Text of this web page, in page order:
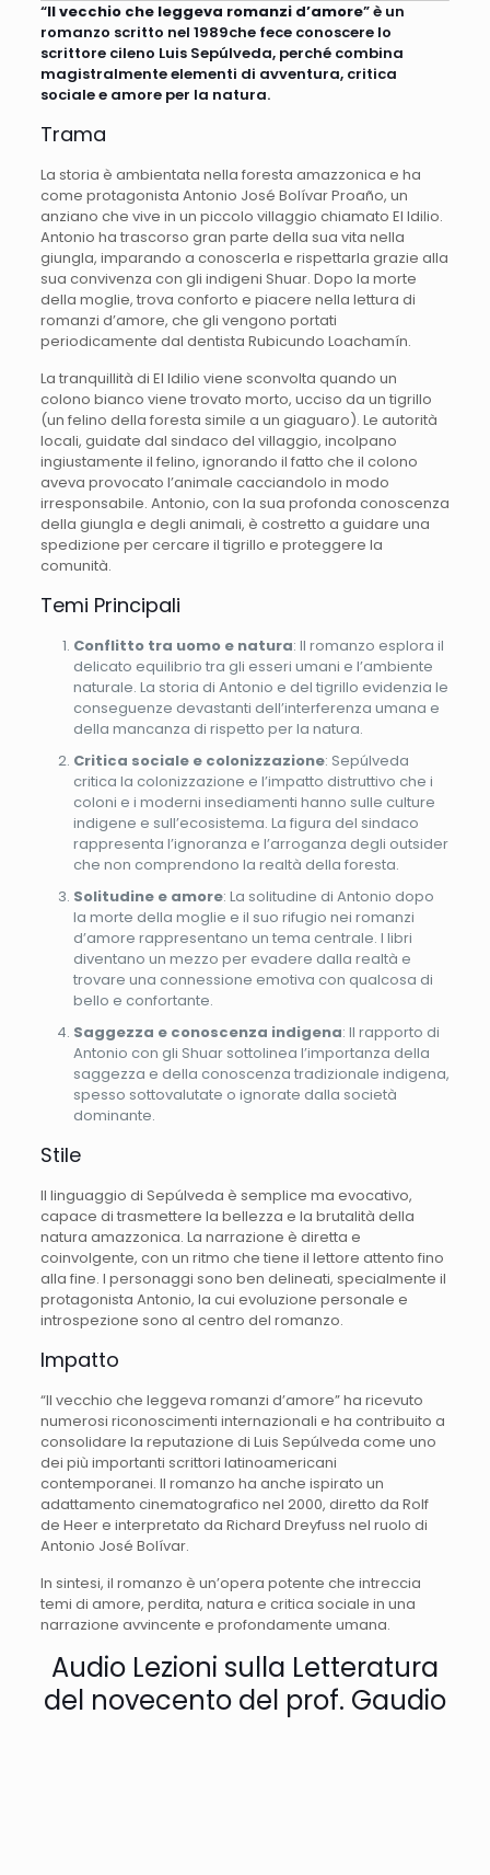
“Il vecchio che leggeva romanzi d’amore” è un
romanzo scritto nel 1989che fece conoscere lo
scrittore cileno Luis Sepúlveda, perché combina
magistralmente elementi di avventura, critica
sociale e amore per la natura.
Trama
La storia è ambientata nella foresta amazzonica e ha
come protagonista Antonio José Bolívar Proaño, un
anziano che vive in un piccolo villaggio chiamato El Idilio.
Antonio ha trascorso gran parte della sua vita nella
giungla, imparando a conoscerla e rispettarla grazie alla
sua convivenza con gli indigeni Shuar. Dopo la morte
della moglie, trova conforto e piacere nella lettura di
romanzi d’amore, che gli vengono portati
periodicamente dal dentista Rubicundo Loachamín.
La tranquillità di El Idilio viene sconvolta quando un
colono bianco viene trovato morto, ucciso da un tigrillo
(un felino della foresta simile a un giaguaro). Le autorità
locali, guidate dal sindaco del villaggio, incolpano
ingiustamente il felino, ignorando il fatto che il colono
aveva provocato l’animale cacciandolo in modo
irresponsabile. Antonio, con la sua profonda conoscenza
della giungla e degli animali, è costretto a guidare una
spedizione per cercare il tigrillo e proteggere la
comunità.
Temi Principali
Conflitto tra uomo e natura: Il romanzo esplora il
delicato equilibrio tra gli esseri umani e l’ambiente
naturale. La storia di Antonio e del tigrillo evidenzia le
conseguenze devastanti dell’interferenza umana e
della mancanza di rispetto per la natura.
Critica sociale e colonizzazione: Sepúlveda
critica la colonizzazione e l’impatto distruttivo che i
coloni e i moderni insediamenti hanno sulle culture
indigene e sull’ecosistema. La figura del sindaco
rappresenta l’ignoranza e l’arroganza degli outsider
che non comprendono la realtà della foresta.
Solitudine e amore: La solitudine di Antonio dopo
la morte della moglie e il suo rifugio nei romanzi
d’amore rappresentano un tema centrale. I libri
diventano un mezzo per evadere dalla realtà e
trovare una connessione emotiva con qualcosa di
bello e confortante.
Saggezza e conoscenza indigena: Il rapporto di
Antonio con gli Shuar sottolinea l’importanza della
saggezza e della conoscenza tradizionale indigena,
spesso sottovalutate o ignorate dalla società
dominante.
Stile
Il linguaggio di Sepúlveda è semplice ma evocativo,
capace di trasmettere la bellezza e la brutalità della
natura amazzonica. La narrazione è diretta e
coinvolgente, con un ritmo che tiene il lettore attento fino
alla fine. I personaggi sono ben delineati, specialmente il
protagonista Antonio, la cui evoluzione personale e
introspezione sono al centro del romanzo.
Impatto
“Il vecchio che leggeva romanzi d’amore” ha ricevuto
numerosi riconoscimenti internazionali e ha contribuito a
consolidare la reputazione di Luis Sepúlveda come uno
dei più importanti scrittori latinoamericani
contemporanei. Il romanzo ha anche ispirato un
adattamento cinematografico nel 2000, diretto da Rolf
de Heer e interpretato da Richard Dreyfuss nel ruolo di
Antonio José Bolívar.
In sintesi, il romanzo è un’opera potente che intreccia
temi di amore, perdita, natura e critica sociale in una
narrazione avvincente e profondamente umana.
Audio Lezioni sulla Letteratura
del novecento del prof. Gaudio